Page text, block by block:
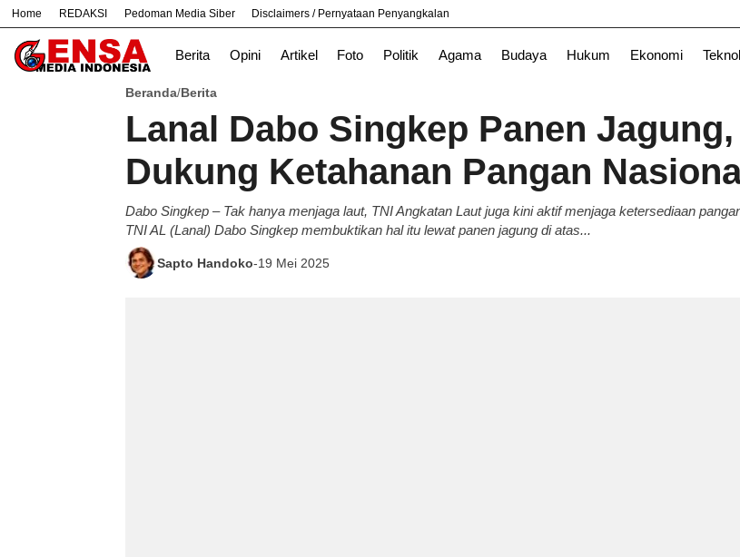
Home REDAKSI Pedoman Media Siber Disclaimers / Pernyataan Penyangkalan
Berita Opini Artikel Foto Politik Agama Budaya Hukum Ekonomi
# Bekasi Bogor Jakarta Nasional News PTESWE TNI
Beranda/Berita
Lanal Dabo Singkep Panen Jagung,
Dukung Ketahanan Pangan
Dabo Singkep – Tak hanya menjaga laut, TNI Angkatan Laut juga kini aktif menjaga ketersediaan
TNI AL (Lanal) Dabo Singkep membuktikan hal itu lewat panen jagung di atas...
Sapto Handoko-19 Mei 2025